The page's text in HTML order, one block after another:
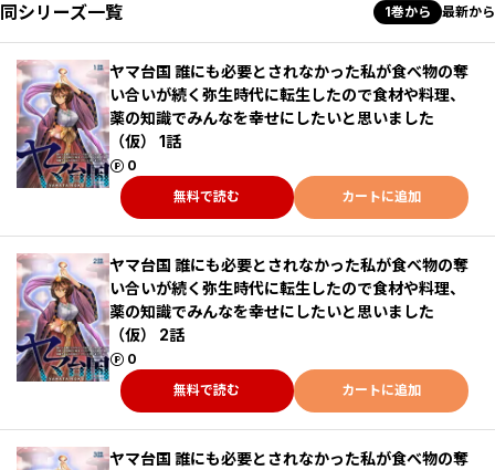
同シリーズ一覧 1巻から 最新から
ヤマ台国 誰にも必要とされなかった私が食べ物の奪
い合いが続く弥生時代に転生したので食材や料理、
薬の知識でみんなを幸せにしたいと思いました
（仮） 1話
0
ポイント
無料で読む
カートに追加
ヤマ台国 誰にも必要とされなかった私が食べ物の奪
い合いが続く弥生時代に転生したので食材や料理、
薬の知識でみんなを幸せにしたいと思いました
（仮） 2話
0
ポイント
無料で読む
カートに追加
ヤマ台国 誰にも必要とされなかった私が食べ物の奪